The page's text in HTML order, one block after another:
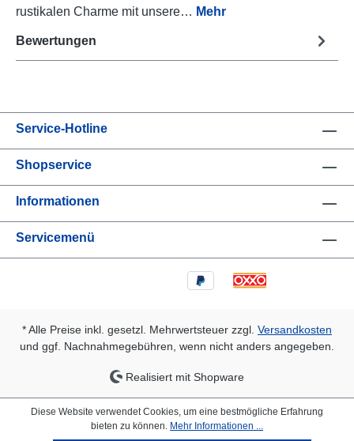
rustikalen Charme mit unsere… Mehr
Bewertungen
Service-Hotline
Shopservice
Informationen
Servicemenü
* Alle Preise inkl. gesetzl. Mehrwertsteuer zzgl. Versandkosten
und ggf. Nachnahmegebühren, wenn nicht anders angegeben.
Realisiert mit Shopware
Diese Website verwendet Cookies, um eine bestmögliche Erfahrung
bieten zu können. Mehr Informationen ...